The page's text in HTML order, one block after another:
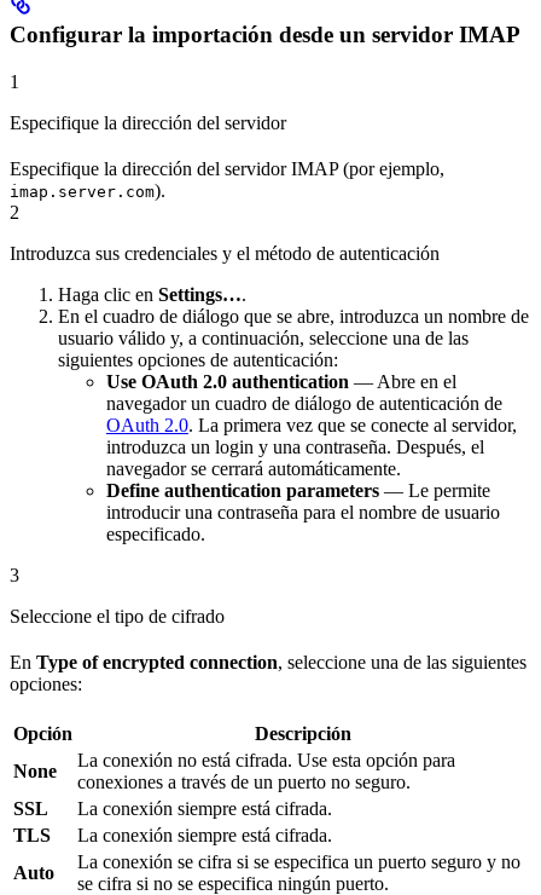
Configurar la importación desde un servidor IMAP
1
Especifique la dirección del servidor
Especifique la dirección del servidor IMAP (por ejemplo,
imap.server.com).
2
Introduzca sus credenciales y el método de autenticación
Haga clic en Settings….
En el cuadro de diálogo que se abre, introduzca un nombre de
usuario válido y, a continuación, seleccione una de las
siguientes opciones de autenticación:
Use OAuth 2.0 authentication — Abre en el
navegador un cuadro de diálogo de autenticación de
OAuth 2.0. La primera vez que se conecte al servidor,
introduzca un login y una contraseña. Después, el
navegador se cerrará automáticamente.
Define authentication parameters — Le permite
introducir una contraseña para el nombre de usuario
especificado.
3
Seleccione el tipo de cifrado
En Type of encrypted connection, seleccione una de las siguientes
opciones:
Opción
Descripción
None
La conexión no está cifrada. Use esta opción para
conexiones a través de un puerto no seguro.
SSL
La conexión siempre está cifrada.
TLS
La conexión siempre está cifrada.
Auto
La conexión se cifra si se especifica un puerto seguro y no
se cifra si no se especifica ningún puerto.